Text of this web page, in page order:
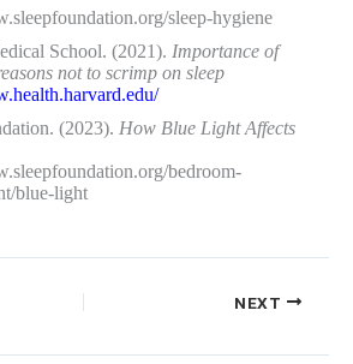
sleep-hygiene
School. (2021). Importance of
not to scrimp on sleep
(2023). How Blue Light Affects
bedroom-
blue-light
NEXT